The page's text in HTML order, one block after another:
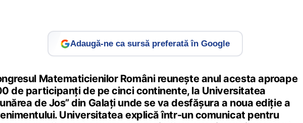
Adaugă-ne ca sursă preferată în Google
Matematicienilor Români reunește anul acesta aproape
de participanți de pe cinci continente, la Universitatea
de Jos” din Galați unde se va desfășura a noua ediție a
Universitatea explică într-un comunicat pentru